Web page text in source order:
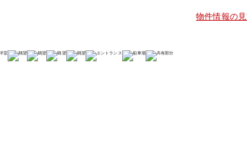
物件情報の